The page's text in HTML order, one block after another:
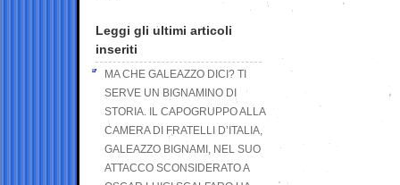
Leggi gli ultimi articoli
inseriti
MA CHE GALEAZZO DICI? TI
SERVE UN BIGNAMINO DI
STORIA. IL CAPOGRUPPO ALLA
CAMERA DI FRATELLI D’ITALIA,
GALEAZZO BIGNAMI, NEL SUO
ATTACCO SCONSIDERATO A